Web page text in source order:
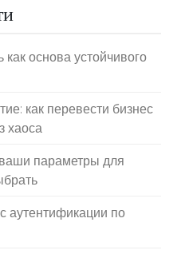
основа устойчивого
как перевести бизнес
хаоса
параметры для
аутентификации по